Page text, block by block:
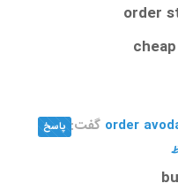
order
order گفت: پاسخ